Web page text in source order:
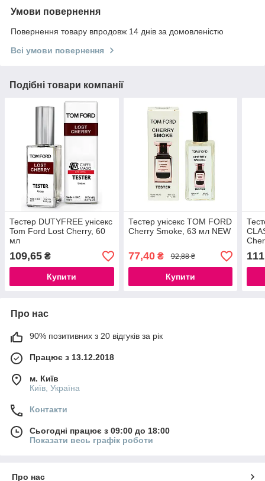
Умови повернення
Повернення товару впродовж 14 днів за домовленістю
Всі умови повернення
Подібні товари компанії
Тестер DUTYFREE унісекс
Tom Ford Lost Cherry, 60
мл
109,65 ₴
Купити
Тестер унісекс TOM FORD
Cherry Smoke, 63 мл NEW
77,40₴ 92,88 ₴
Купити
Про нас
90% позитивних з 20 відгуків за рік
Працює з 13.12.2018
м. Київ
Київ, Україна
Контакти
Сьогодні працює з 09:00 до 18:00
Показати весь графік роботи
Про нас